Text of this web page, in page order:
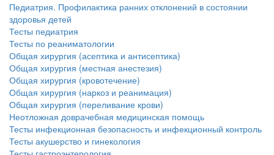
Педиатрия. Профилактика ранних отклонений в состоянии
здоровья детей
Тесты педиатрия
Тесты по реаниматологии
Общая хирургия (асептика и антисептика)
Общая хирургия (местная анестезия)
Общая хирургия (кровотечение)
Общая хирургия (наркоз и реанимация)
Общая хирургия (переливание крови)
Неотложная доврачебная медицинская помощь
Тесты инфекционная безопасность и инфекционный контроль
Тесты акушерство и гинекология